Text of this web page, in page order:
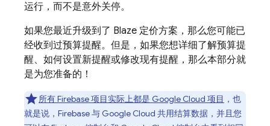
运行，而不是意外关停。
如果您最近升级到了 Blaze 定价方案，那么您可能已
经收到过预算提醒。但是，如果您想详细了解预算提
醒、如何设置新提醒或修改现有提醒，那么本部分就
是为您准备的！
所有 Firebase 项目实际上都是 Google Cloud 项目 ，也
就是说，Firebase 与 Google Cloud 共用结算数据，并且您